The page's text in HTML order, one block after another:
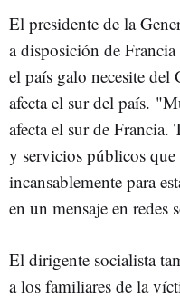
El presidente de la
a disposición de
el país galo necesite
afecta el sur del país.
afecta el sur de Francia.
y servicios públicos que
incansablemente para
en un mensaje en redes
El dirigente socialista
a los familiares de la